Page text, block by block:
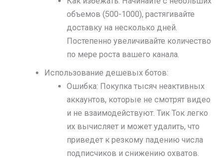
объемов (500-1000), растягивайте
доставку на несколько дней.
Постепенно увеличивайте количество
по мере роста вашего канала.
Использование дешевых ботов:
Ошибка: Покупка тысяч неактивных
аккаунтов, которые не смотрят видео
и не взаимодействуют. Тик Ток легко
их вычисляет и может удалить, что
приведет к резкому падению числа
подписчиков и снижению охватов.